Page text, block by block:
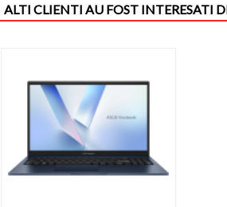
ALTI CLIENTI AU FOST INTERESATI